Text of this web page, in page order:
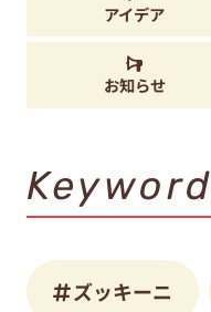
アイデア
お知らせ
Keyword
ズッキーニ